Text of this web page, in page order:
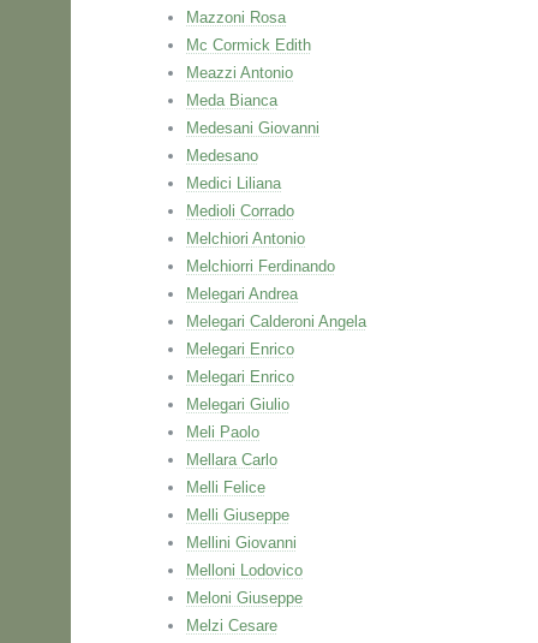
Mazzoni Rosa
Mc Cormick Edith
Meazzi Antonio
Meda Bianca
Medesani Giovanni
Medesano
Medici Liliana
Medioli Corrado
Melchiori Antonio
Melchiorri Ferdinando
Melegari Andrea
Melegari Calderoni Angela
Melegari Enrico
Melegari Enrico
Melegari Giulio
Meli Paolo
Mellara Carlo
Melli Felice
Melli Giuseppe
Mellini Giovanni
Melloni Lodovico
Meloni Giuseppe
Melzi Cesare